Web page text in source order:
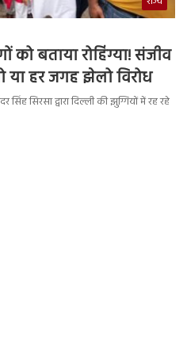
को बताया रोहिंग्या! संजीव
या हर जगह झेलो विरोध
सिरसा द्वारा दिल्ली की झुग्गियों में रह रहे